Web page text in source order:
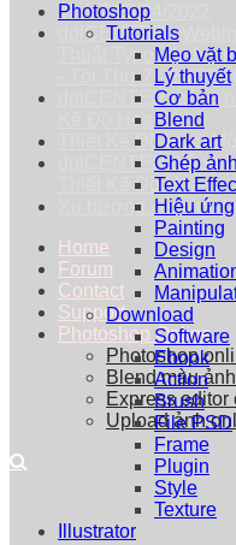
Thứ 7 23/04/2022
dpiCENTER -
Thuật Typography
- Tối Thứ 7 - 25/09/
dpiCENTER thông
Kế Đồ Họa
Thiết Kế Đồ Họa:
dpiCENTER thông
Thiết Kế Đồ Họa
Xu hướng vẽ minh
Home
Forum
Contact
Support
Photoshop Online
Photoshop
Blend màu
Express editor
Upload ảnh
Photoshop
Tutorials
Mẹo vặt
Lý thuyết
Cơ bản
Blend
Dark art
Ghép ảnh
Text
Hiệu ứng
Painting
Design
Download
Software
Ebook
Action
Brush
File PSD
Frame
Plugin
Style
Texture
Illustrator